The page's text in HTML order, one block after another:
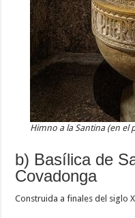
Himno a la Santina (en el
b) Basílica de
Covadonga
Construida a finales del siglo